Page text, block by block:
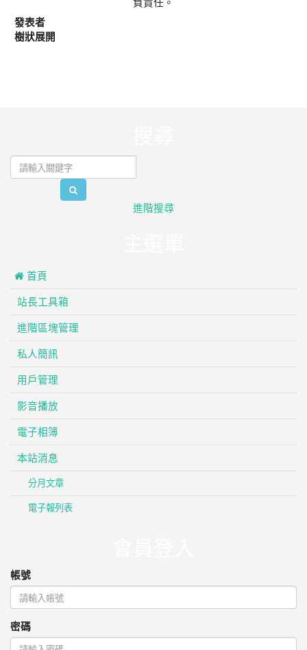
發表者
樹狀展開
進階搜尋
 首頁
站長工具箱
進階區塊管理
私人簡訊
用戶管理
影音播放
電子相簿
本站消息
分月文章
電子報列表
帳號
密碼